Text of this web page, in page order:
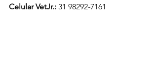
Celular VetJr.: 31 98292-7161